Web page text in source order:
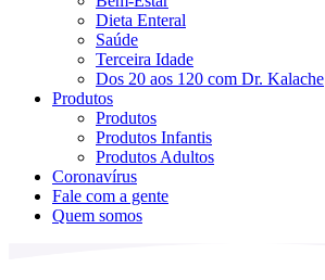
Dieta Enteral
Saúde
Terceira Idade
Dos 20 aos 120 com Dr. Kalache
Produtos
Produtos
Produtos Infantis
Produtos Adultos
Coronavírus
Fale com a gente
Quem somos